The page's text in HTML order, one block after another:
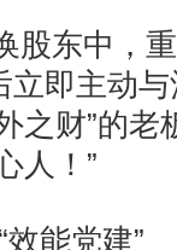
东中，重
即主动
之财”的老
人！”
能党建”